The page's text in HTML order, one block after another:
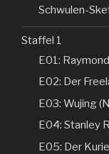
Schwulen-
Staffel 1
E01:
E02: Der
E03: Wujing
E04: Stanley
E05: Der